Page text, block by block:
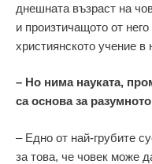
днешната възраст на
и произтичащото от
християнското учение в
– Но нима науката,
са основа за
– Едно от най-грубите
за това, че човек може